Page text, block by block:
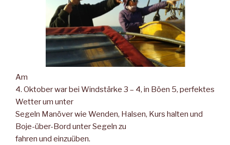
Am
4. Oktober war bei Windstärke 3 – 4, in Böen 5, perfektes
Wetter um unter
Segeln Manöver wie Wenden, Halsen, Kurs halten und
Boje-über-Bord unter Segeln zu
fahren und einzuüben.